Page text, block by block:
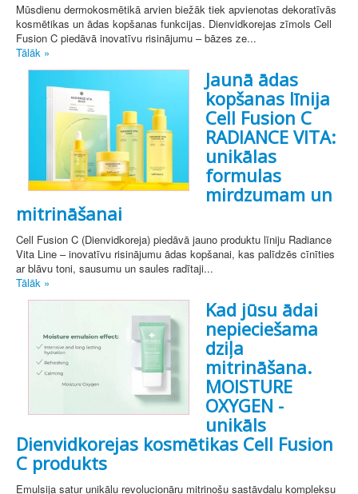
Mūsdienu dermokosmētikā arvien biežāk tiek apvienotas dekoratīvās
kosmētikas un ādas kopšanas funkcijas. Dienvidkorejas zīmols Cell
Fusion C piedāvā inovatīvu risinājumu – bāzes ze...
Tālāk »
Jaunā ādas
kopšanas līnija
Cell Fusion C
RADIANCE VITA:
unikālas
formulas
mirdzumam un
mitrināšanai
Cell Fusion C (Dienvidkoreja) piedāvā jauno produktu līniju Radiance
Vita Line – inovatīvu risinājumu ādas kopšanai, kas palīdzēs cīnīties
ar blāvu toni, sausumu un saules radītaji...
Tālāk »
Kad jūsu ādai
nepieciešama
dziļa
mitrināšana.
MOISTURE
OXYGEN -
unikāls
Dienvidkorejas kosmētikas Cell Fusion
C produkts
Emulsija satur unikālu revolucionāru mitrinošu sastāvdaļu kompleksu